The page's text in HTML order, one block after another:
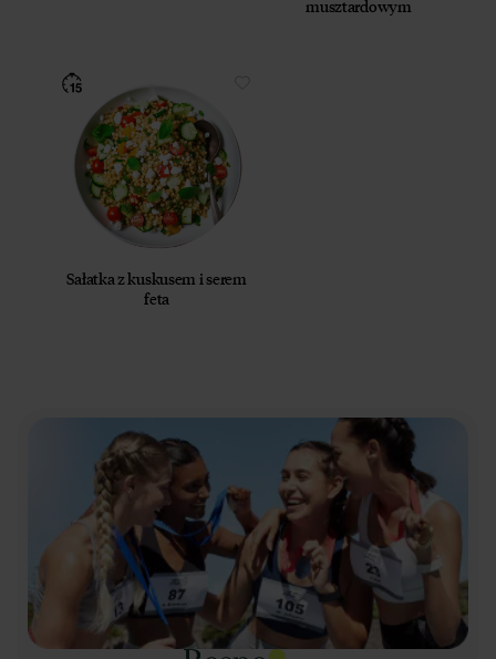
musztardowym
Sałatka z kuskusem i serem
feta